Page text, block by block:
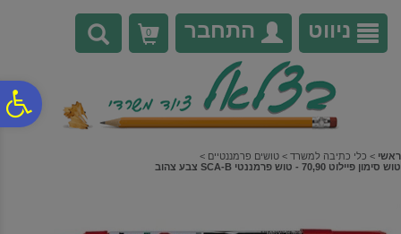
נגישות
אתר
המרכזי
ניווט התחבר 0
ראשי > כלי כתיבה למשרד > טושים פרמננטיים >
טוש סימון פיילוט 70,90 - טוש פרמננטי SCA-B צבע צהוב